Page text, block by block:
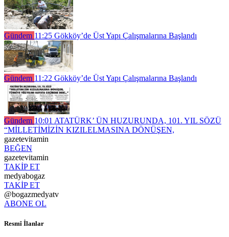
Gündem 11:25 Gökköy’de Üst Yapı Çalışmalarına Başlandı
Gündem 11:22 Gökköy’de Üst Yapı Çalışmalarına Başlandı
Gündem 10:01 ATATÜRK’ ÜN HUZURUNDA, 101. YIL SÖZÜ
“MİLLETİMİZİN KIZILELMASINA DÖNÜŞEN,
gazetevitamin
BEĞEN
gazetevitamin
TAKİP ET
medyabogaz
TAKİP ET
@bogazmedyatv
ABONE OL
Resmî İlanlar